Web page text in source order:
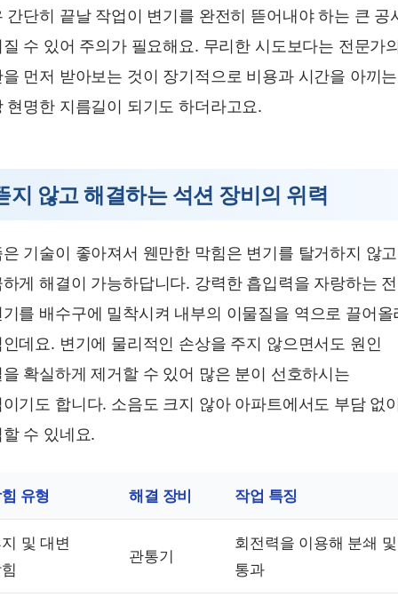
간단히 끝날 작업이 변기를 완전히 뜯어내야 하는 큰 공
수 있어 주의가 필요해요. 무리한 시도보다는 전문가
먼저 받아보는 것이 장기적으로 비용과 시간을 아끼는
현명한 지름길이 되기도 하더라고요.
지 않고 해결하는 석션 장비의 위력
기술이 좋아져서 웬만한 막힘은 변기를 탈거하지 않
게 해결이 가능하답니다. 강력한 흡입력을 자랑하는
를 배수구에 밀착시켜 내부의 이물질을 역으로 끌어올
데요. 변기에 물리적인 손상을 주지 않으면서도 원인
확실하게 제거할 수 있어 많은 분이 선호하시는
기도 합니다. 소음도 크지 않아 아파트에서도 부담 없
수 있네요.
유형 해결 장비 작업 특징
및 대변
관통기
회전력을 이용해 분쇄 및
통과